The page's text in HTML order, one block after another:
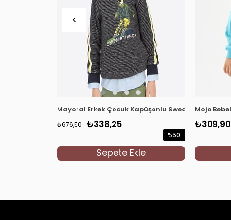
Mayoral Erkek Çocuk Kapüşonlu Sweatshirt 4428
₺338,25
₺676,50
Sepete Ekle
%50
İndirim
%50İndirim
Mojo
₺309,90